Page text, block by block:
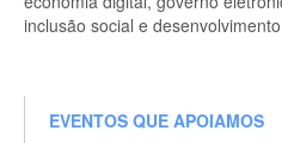
inclusão social e
EVENTOS QUE APOIAMOS